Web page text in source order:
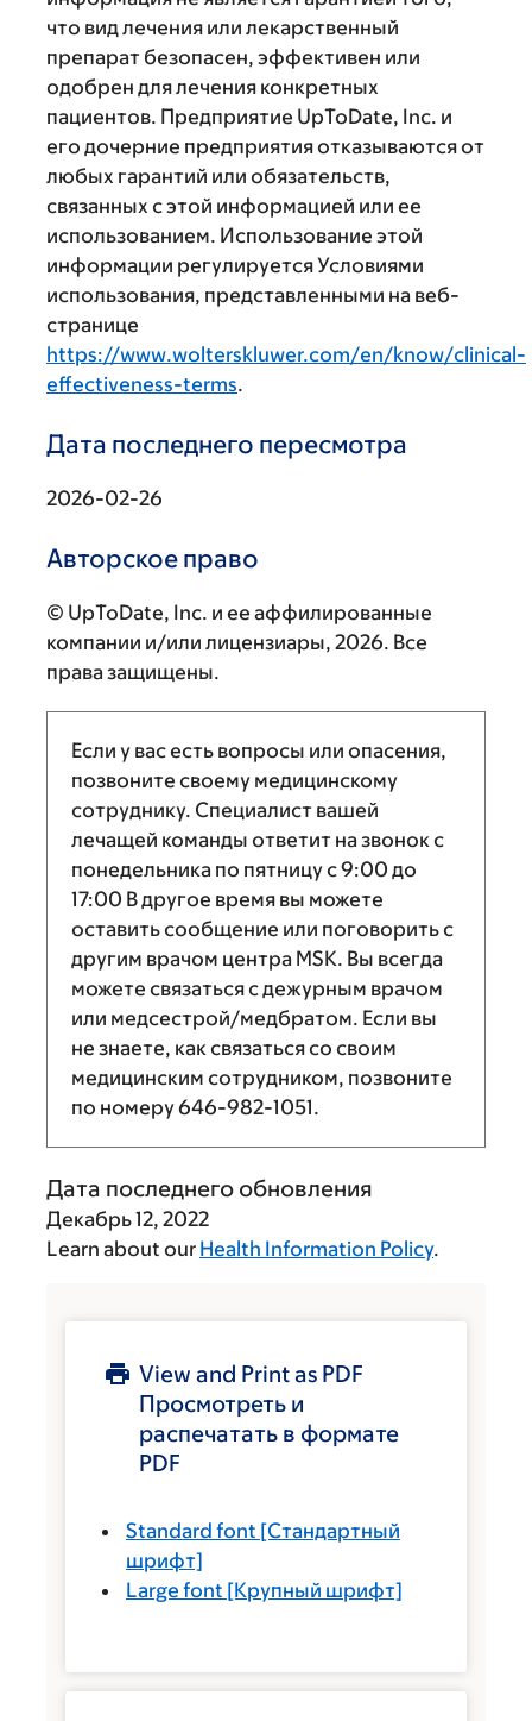
что вид лечения или лекарственный
препарат безопасен, эффективен или
одобрен для лечения конкретных
пациентов. Предприятие UpToDate, Inc. и
его дочерние предприятия отказываются от
любых гарантий или обязательств,
связанных с этой информацией или ее
использованием. Использование этой
информации регулируется Условиями
использования, представленными на веб-
странице
https://www.wolterskluwer.com/en/know/clinical-
effectiveness-terms.
Дата последнего пересмотра
2026-02-26
Авторское право
© UpToDate, Inc. и ее аффилированные
компании и/или лицензиары, 2026. Все
права защищены.
Если у вас есть вопросы или опасения,
позвоните своему медицинскому
сотруднику. Специалист вашей
лечащей команды ответит на звонок с
понедельника по пятницу с9:00 до
17:00 В другое время вы можете
оставить сообщение или поговорить с
другим врачом центра MSK. Вы всегда
можете связаться с дежурным врачом
или медсестрой/медбратом. Если вы
не знаете, как связаться со своим
медицинским сотрудником, позвоните
по номеру646-982-1051.
Дата последнего обновления
Декабрь 12, 2022
Learn about our Health Information Policy.
View and Print as PDF
Просмотреть и
распечатать в формате
PDF
Standard font [Стандартный
шрифт]
Large font [Крупный шрифт]